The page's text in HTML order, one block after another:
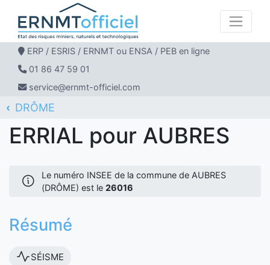
ERP / ESRIS / ERNMT ou ENSA / PEB en ligne
01 86 47 59 01
service@ernmt-officiel.com
ERNMT Officiel
ERRIAL
DRÔME
AUBRES
ERRIAL pour AUBRES
Le numéro INSEE de la commune de AUBRES
(DRÔME) est le 26016
Résumé
SÉISME